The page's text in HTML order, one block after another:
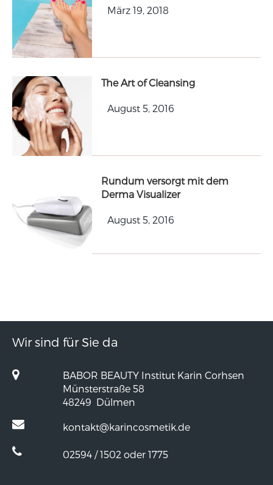
März 19, 2018
The Art of Cleansing
August 5, 2016
Rundum versorgt mit dem
Derma Visualizer
August 5, 2016
Wir sind für Sie da
BABOR BEAUTY Institut Karin Corhsen
Münsterstraße 58
48249 Dülmen
kontakt@karincosmetik.de
02594 / 1502 oder 1775